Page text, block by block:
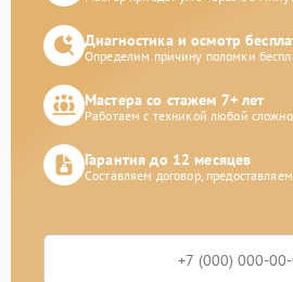
Диагностика и осмотр
Определим причину поломки
Мастера со стажем 7+ лет
Работаем с техникой любой
Гарантия до 12 месяцев
Составляем договор,